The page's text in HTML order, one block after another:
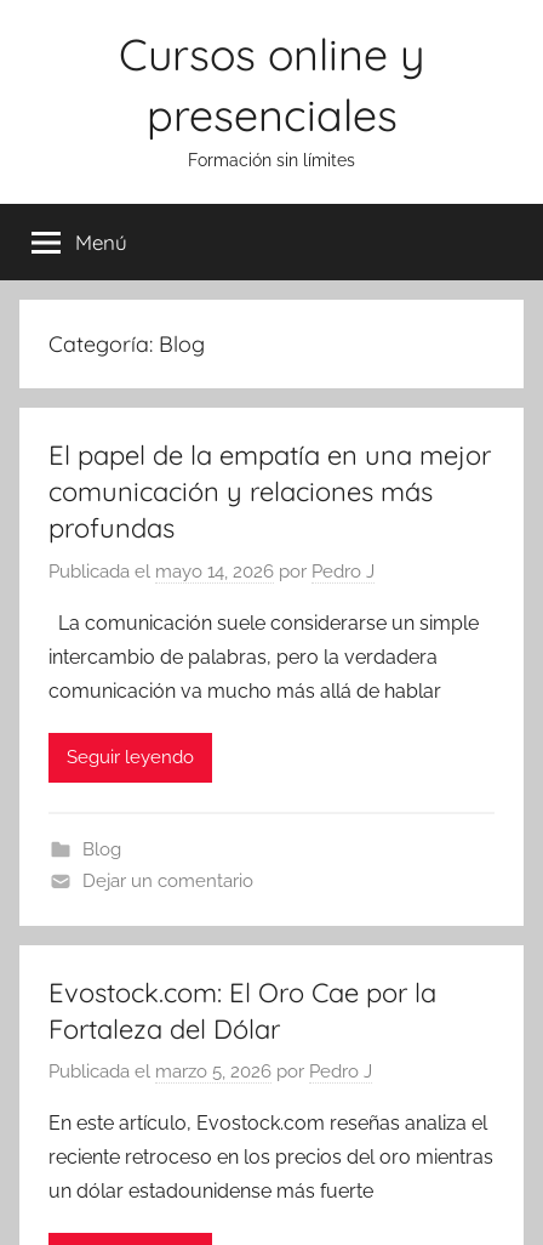
Cursos online y
presenciales
Formación sin límites
Menú
Categoría: Blog
El papel de la empatía en una mejor
comunicación y relaciones más
profundas
Publicada el mayo 14, 2026 por Pedro J
La comunicación suele considerarse un simple
intercambio de palabras, pero la verdadera
comunicación va mucho más allá de hablar
Seguir leyendo
Blog
Dejar un comentario
Evostock.com: El Oro Cae por la
Fortaleza del Dólar
Publicada el marzo 5, 2026 por Pedro J
En este artículo, Evostock.com reseñas analiza el
reciente retroceso en los precios del oro mientras
un dólar estadounidense más fuerte